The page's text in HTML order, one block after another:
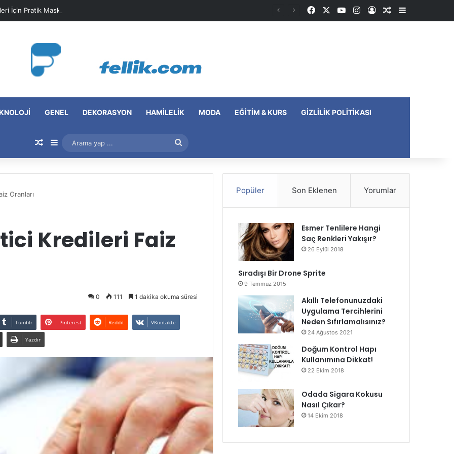
İçin Pratik Maske Önerileri FacebookYouTubeInstagram
Kayıt OlRastgele Makale
Kenar
GENEL DEKORASYON HAMILELIK MODA EĞITIM & KURS GIZLILIK POLITIKASI
Rastgele Makale
Kenar Bölmesi
Arama
yap
Oranları
Kredileri Faiz
0 111 1 dakika okuma süresi
Tumblr Pinterest Reddit VKontakte
Yazdır
Popüler Son Eklenen Yorumlar
Esmer Tenlilere Hangi
Saç Renkleri Yakışır?
26 Eylül 2018
Sıradışı Bir Drone Sprite
9 Temmuz 2015
Akıllı Telefonunuzdaki
Uygulama Tercihlerini
Neden Sıfırlamalısınız?
24 Ağustos 2021
Doğum Kontrol Hapı
Kullanımına Dikkat!
22 Ekim 2018
Odada Sigara Kokusu
Nasıl Çıkar?
14 Ekim 2018